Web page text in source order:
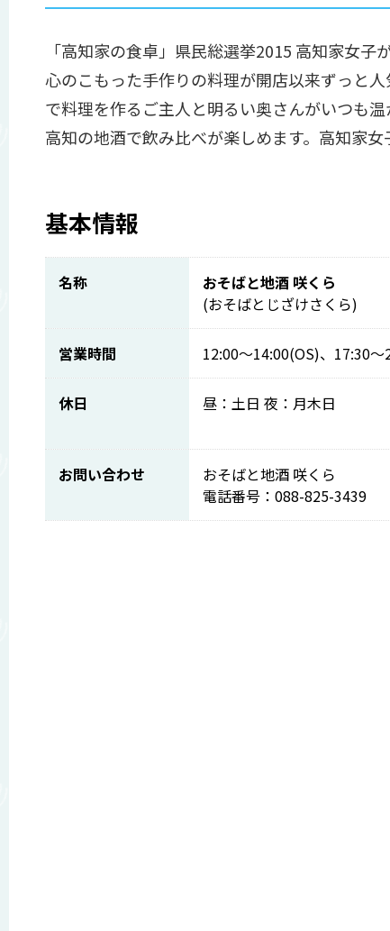
「高知家の食卓」県民総選挙2015 高知家女子
心のこもった手作りの料理が開店以来ずっと
で料理を作るご主人と明るい奥さんがいつも
高知の地酒で飲み比べが楽しめます。高知家女
基本情報
名称
おそばと地酒 咲くら
(おそばとじざけさくら)
営業時間 12:00～14:00(OS)、17:30～
休日 昼：土日 夜：月木日
お問い合わせ
おそばと地酒 咲くら
電話番号：088-825-3439